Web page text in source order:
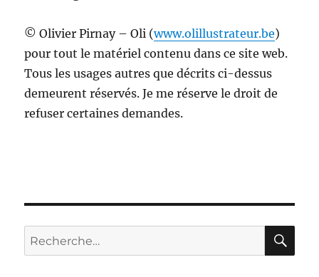
© Olivier Pirnay – Oli (www.olillustrateur.be)
pour tout le matériel contenu dans ce site web.
Tous les usages autres que décrits ci-dessus
demeurent réservés. Je me réserve le droit de
refuser certaines demandes.
Recherche
pour :